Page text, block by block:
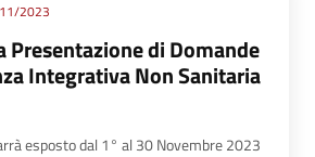
2023
Presentazione di Domande
Integrativa Non Sanitaria
esposto dal 1° al 30 Novembre 2023